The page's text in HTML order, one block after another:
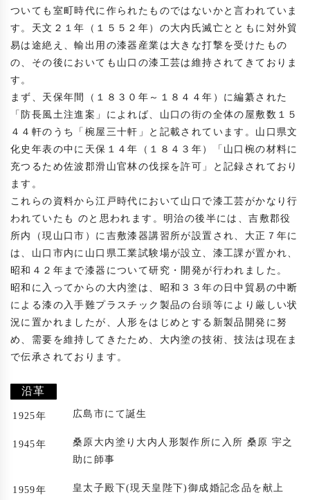
ついても室町時代に作られたものではないかと言われていま
す。天文２１年（１５５２年）の大内氏滅亡とともに対外貿
易は途絶え、輸出用の漆器産業は大きな打撃を受けたもの
の、その後においても山口の漆工芸は維持されてきておりま
す。
まず、天保年間（１８３０年～１８４４年）に編纂された
「防長風土注進案」によれば、山口の街の全体の屋敷数１５
４４軒のうち「椀屋三十軒」と記載されています。山口県文
化史年表の中に天保１４年（１８４３年）「山口椀の材料に
充つるため佐波郡滑山官林の伐採を許可」と記録されており
ます。
これらの資料から江戸時代において山口で漆工芸がかなり行
われていたも のと思われます。明治の後半には、吉敷郡役
所内（現山口市）に吉敷漆器講習所が設置され、大正７年に
は、山口市内に山口県工業試験場が設立、漆工課が置かれ、
昭和４２年まで漆器について研究・開発が行われました。
昭和に入ってからの大内塗は、昭和３３年の日中貿易の中断
による漆の入手難プラスチック製品の台頭等により厳しい状
況に置かれましたが、人形をはじめとする新製品開発に努
め、需要を維持してきたため、大内塗の技術、技法は現在ま
で伝承されております。
沿革
1925年 広島市にて誕生
1945年
桑原大内塗り大内人形製作所に入所 桑原 宇之
助に師事
1959年 皇太子殿下(現天皇陛下)御成婚記念品を献上